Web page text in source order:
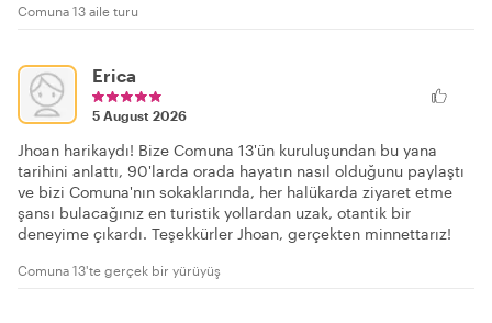
Comuna 13 aile turu
Erica
5 August 2026
Jhoan harikaydı! Bize Comuna 13'ün kuruluşundan bu yana
tarihini anlattı, 90'larda orada hayatın nasıl olduğunu paylaştı
ve bizi Comuna'nın sokaklarında, her halükarda ziyaret etme
şansı bulacağınız en turistik yollardan uzak, otantik bir
deneyime çıkardı. Teşekkürler Jhoan, gerçekten minnettarız!
Comuna 13'te gerçek bir yürüyüş